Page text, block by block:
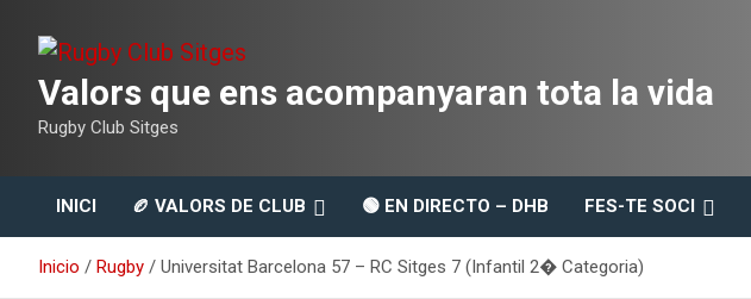
contenido
Valors que ens acompanyaran tota la vida
Rugby Club Sitges
INICI 🏉 VALORS DE CLUB 🟢 EN DIRECTO – DHB FES-TE SOCI
Inicio Rugby Universitat Barcelona 57 – RC Sitges 7 (Infantil 2� Categoria)